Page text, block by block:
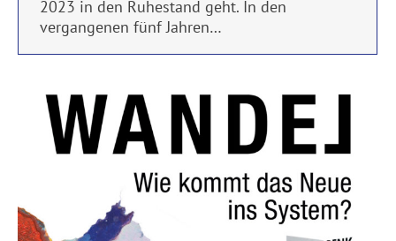
2023 in den Ruhestand geht. In den
vergangenen fünf Jahren…